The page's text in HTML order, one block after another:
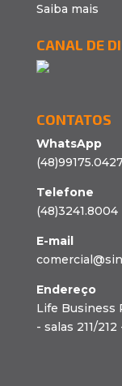
Saiba mais
CANAL DE
CONTATOS
WhatsApp
Telefone
(48)3241.8004
E-mail
Endereço
Life Business
- salas 211/